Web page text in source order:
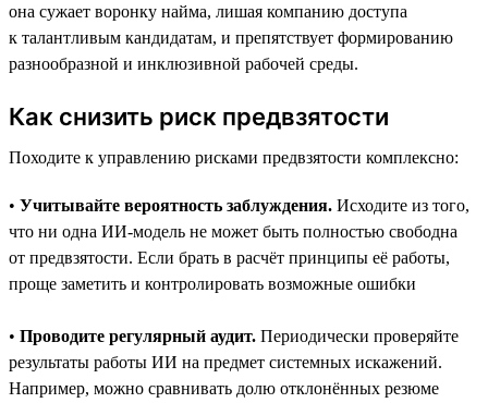
она сужает воронку найма, лишая компанию доступа
к талантливым кандидатам, и препятствует формированию
разнообразной и инклюзивной рабочей среды.
Как снизить риск предвзятости
Походите к управлению рисками предвзятости комплексно:
• Учитывайте вероятность заблуждения. Исходите из того,
что ни одна ИИ-модель не может быть полностью свободна
от предвзятости. Если брать в расчёт принципы её работы,
проще заметить и контролировать возможные ошибки
• Проводите регулярный аудит. Периодически проверяйте
результаты работы ИИ на предмет системных искажений.
Например, можно сравнивать долю отклонённых резюме